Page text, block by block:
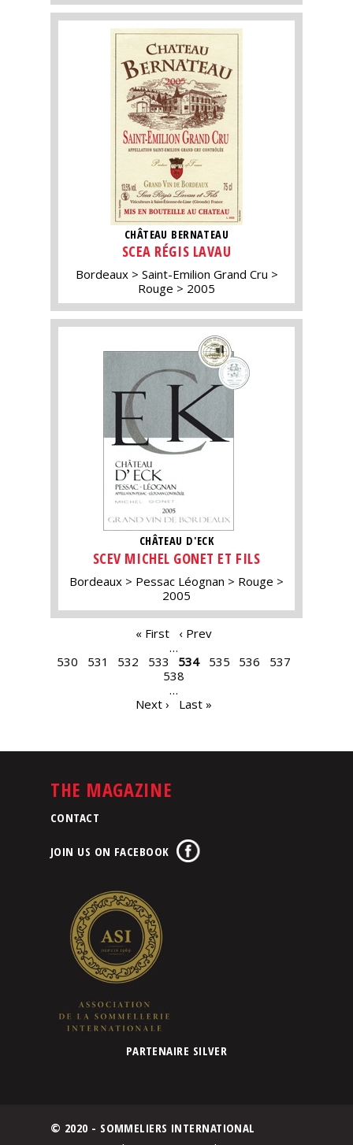
CHÂTEAU BERNATEAU
SCEA RÉGIS LAVAU
Bordeaux
Saint-Emilion Grand Cru
Rouge
2005
CHÂTEAU D'ECK
SCEV MICHEL GONET ET FILS
Bordeaux Pessac Léognan
Rouge
2005
« First
‹ Prev
…
530
531 532 533 534 535 536
537
538
…
Next ›
Last »
THE MAGAZINE
CONTACT
JOIN US ON FACEBOOK
PARTENAIRE SILVER
© 2020 - SOMMELIERS INTERNATIONAL